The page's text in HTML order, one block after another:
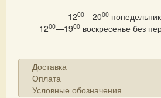
1200—2000
1200—1900 воскресенье без
Доставка
Оплата
Условные обозначения